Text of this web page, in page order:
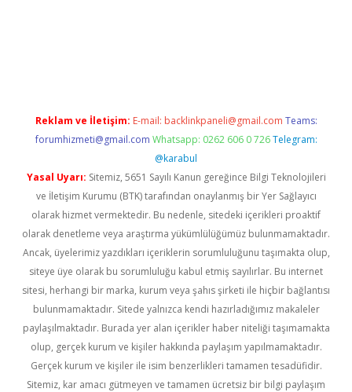
Reklam ve İletişim: E-mail: backlinkpaneli@gmail.com Teams:
forumhizmeti@gmail.com Whatsapp: 0262 606 0 726 Telegram:
@karabul
Yasal Uyarı: Sitemiz, 5651 Sayılı Kanun gereğince Bilgi Teknolojileri
ve İletişim Kurumu (BTK) tarafından onaylanmış bir Yer Sağlayıcı
olarak hizmet vermektedir. Bu nedenle, sitedeki içerikleri proaktif
olarak denetleme veya araştırma yükümlülüğümüz bulunmamaktadır.
Ancak, üyelerimiz yazdıkları içeriklerin sorumluluğunu taşımakta olup,
siteye üye olarak bu sorumluluğu kabul etmiş sayılırlar. Bu internet
sitesi, herhangi bir marka, kurum veya şahıs şirketi ile hiçbir bağlantısı
bulunmamaktadır. Sitede yalnızca kendi hazırladığımız makaleler
paylaşılmaktadır. Burada yer alan içerikler haber niteliği taşımamakta
olup, gerçek kurum ve kişiler hakkında paylaşım yapılmamaktadır.
Gerçek kurum ve kişiler ile isim benzerlikleri tamamen tesadüfidir.
Sitemiz, kar amacı gütmeyen ve tamamen ücretsiz bir bilgi paylaşım